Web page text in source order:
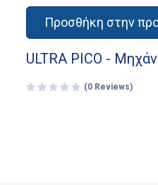
Προσθήκη στην
ULTRA PICO -
(0 Reviews)